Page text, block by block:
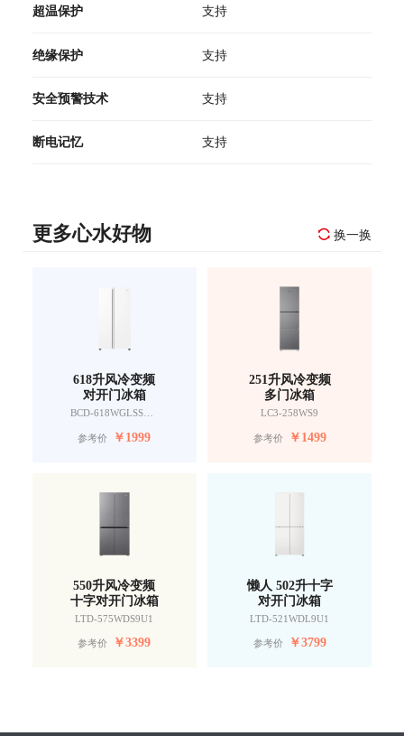
超温保护 支持
绝缘保护 支持
安全预警技术 支持
断电记忆 支持
更多心水好物 换一换
618升风冷变频
对开门冰箱
BCD-618WGLSSEDW9
参考价 ￥1999
251升风冷变频
多门冰箱
LC3-258WS9
参考价 ￥1499
550升风冷变频
十字对开门冰箱
LTD-575WDS9U1
参考价 ￥3399
懒人 502升十字
对开门冰箱
LTD-521WDL9U1
参考价 ￥3799